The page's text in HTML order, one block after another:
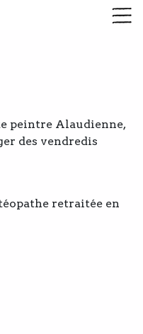
peintre Alaudienne,
des vendredis
retraitée en